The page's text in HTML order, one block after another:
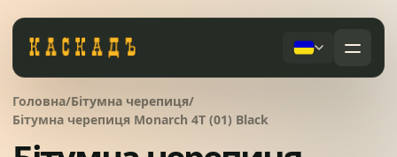
01 Черепиця та комплектуючі
Головна/Бітумна черепиця/
Бітумна черепиця Monarch 4T (01) Black